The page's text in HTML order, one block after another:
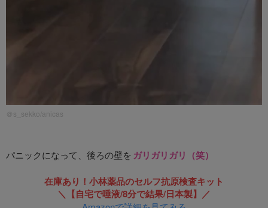
＠s_sekko/anicas
パニックになって、後ろの壁を ガリガリガリ（笑）
在庫あり！小林薬品のセルフ抗原検査キット
＼【自宅で唾液/8分で結果/日本製】／